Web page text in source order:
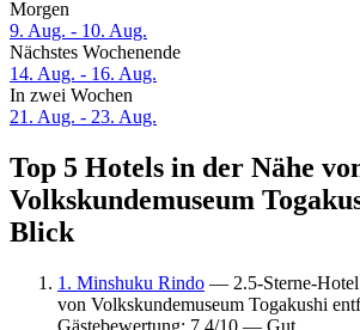
Morgen
9. Aug. - 10. Aug.
Nächstes Wochenende
14. Aug. - 16. Aug.
In zwei Wochen
21. Aug. - 23. Aug.
Top 5 Hotels in der Nähe
Volkskundemuseum
Blick
1. Minshuku Rindo — 2.5-Sterne-
von Volkskundemuseum Togakushi
Gästebewertung: 7,4/10 — Gut.